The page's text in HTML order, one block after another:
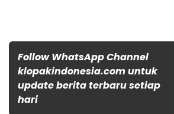
Follow WhatsApp Channel
klopakindonesia.com untuk
update berita terbaru setiap
hari